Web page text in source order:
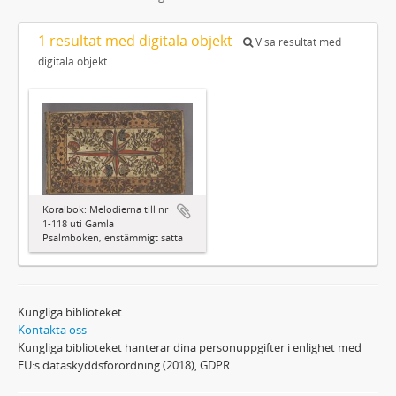
1 resultat med digitala objekt
Visa resultat med
digitala objekt
Koralbok: Melodierna till nr
1-118 uti Gamla
Psalmboken, enstämmigt satta
Kungliga biblioteket
Kontakta oss
Kungliga biblioteket hanterar dina personuppgifter i enlighet med
EU:s dataskyddsförordning (2018), GDPR.